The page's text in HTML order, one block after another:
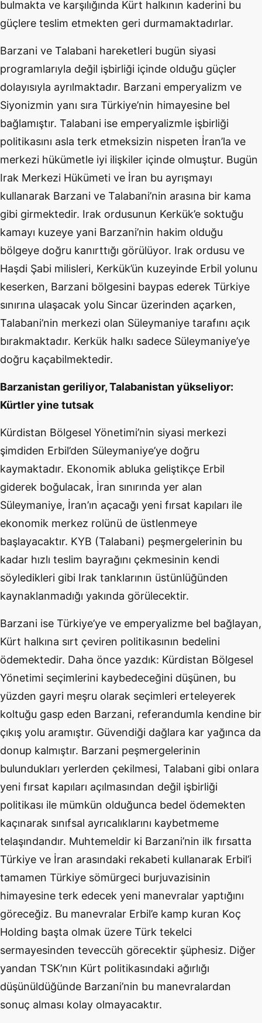
bulmakta ve karşılığında Kürt halkının kaderini bu
güçlere teslim etmekten geri durmamaktadırlar.
Barzani ve Talabani hareketleri bugün siyasi
programlarıyla değil işbirliği içinde olduğu güçler
dolayısıyla ayrılmaktadır. Barzani emperyalizm ve
Siyonizmin yanı sıra Türkiye’nin himayesine bel
bağlamıştır. Talabani ise emperyalizmle işbirliği
politikasını asla terk etmeksizin nispeten İran’la ve
merkezi hükümetle iyi ilişkiler içinde olmuştur. Bugün
Irak Merkezi Hükümeti ve İran bu ayrışmayı
kullanarak Barzani ve Talabani’nin arasına bir kama
gibi girmektedir. Irak ordusunun Kerkük’e soktuğu
kamayı kuzeye yani Barzani’nin hakim olduğu
bölgeye doğru kanırttığı görülüyor. Irak ordusu ve
Haşdi Şabi milisleri, Kerkük’ün kuzeyinde Erbil yolunu
keserken, Barzani bölgesini baypas ederek Türkiye
sınırına ulaşacak yolu Sincar üzerinden açarken,
Talabani’nin merkezi olan Süleymaniye tarafını açık
bırakmaktadır. Kerkük halkı sadece Süleymaniye’ye
doğru kaçabilmektedir.
Barzanistan geriliyor, Talabanistan yükseliyor:
Kürtler yine tutsak
Kürdistan Bölgesel Yönetimi’nin siyasi merkezi
şimdiden Erbil’den Süleymaniye’ye doğru
kaymaktadır. Ekonomik abluka geliştikçe Erbil
giderek boğulacak, İran sınırında yer alan
Süleymaniye, İran’ın açacağı yeni fırsat kapıları ile
ekonomik merkez rolünü de üstlenmeye
başlayacaktır. KYB (Talabani) peşmergelerinin bu
kadar hızlı teslim bayrağını çekmesinin kendi
söyledikleri gibi Irak tanklarının üstünlüğünden
kaynaklanmadığı yakında görülecektir.
Barzani ise Türkiye’ye ve emperyalizme bel bağlayan,
Kürt halkına sırt çeviren politikasının bedelini
ödemektedir. Daha önce yazdık: Kürdistan Bölgesel
Yönetimi seçimlerini kaybedeceğini düşünen, bu
yüzden gayri meşru olarak seçimleri erteleyerek
koltuğu gasp eden Barzani, referandumla kendine bir
çıkış yolu aramıştır. Güvendiği dağlara kar yağınca da
donup kalmıştır. Barzani peşmergelerinin
bulundukları yerlerden çekilmesi, Talabani gibi onlara
yeni fırsat kapıları açılmasından değil işbirliği
politikası ile mümkün olduğunca bedel ödemekten
kaçınarak sınıfsal ayrıcalıklarını kaybetmeme
telaşındandır. Muhtemeldir ki Barzani’nin ilk fırsatta
Türkiye ve İran arasındaki rekabeti kullanarak Erbil’i
tamamen Türkiye sömürgeci burjuvazisinin
himayesine terk edecek yeni manevralar yaptığını
göreceğiz. Bu manevralar Erbil’e kamp kuran Koç
Holding başta olmak üzere Türk tekelci
sermayesinden teveccüh görecektir şüphesiz. Diğer
yandan TSK’nın Kürt politikasındaki ağırlığı
düşünüldüğünde Barzani’nin bu manevralardan
sonuç alması kolay olmayacaktır.